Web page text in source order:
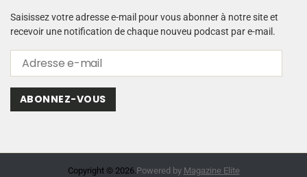
u
d
o
Saisissez votre adresse e-mail pour vous abonner à notre site et
recevoir une notification de chaque nouveu podcast par e-mail.
ABONNEZ-VOUS
Copyright © 2026.Powered by Magazine Elite